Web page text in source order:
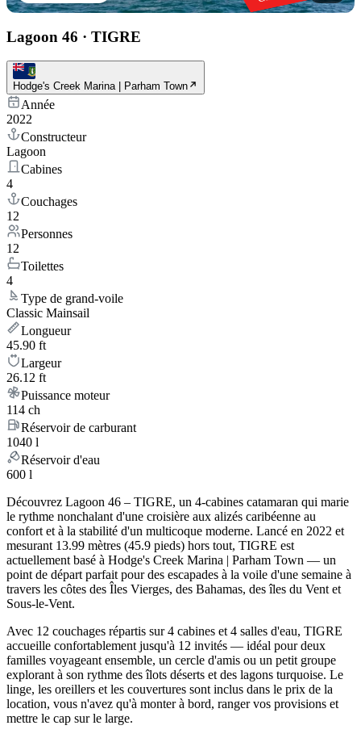
Lagoon 46 · TIGRE
Hodge's Creek Marina | Parham Town
Année
2022
Constructeur
Lagoon
Cabines
4
Couchages
12
Personnes
12
Toilettes
4
Type de grand-voile
Classic Mainsail
Longueur
45.90 ft
Largeur
26.12 ft
Puissance moteur
114 ch
Réservoir de carburant
1040 l
Réservoir d'eau
600 l
Découvrez Lagoon 46 – TIGRE, un 4-cabines catamaran qui marie
le rythme nonchalant d'une croisière aux alizés caribéenne au
confort et à la stabilité d'un multicoque moderne. Lancé en 2022 et
mesurant 13.99 mètres (45.9 pieds) hors tout, TIGRE est
actuellement basé à Hodge's Creek Marina | Parham Town — un
point de départ parfait pour des escapades à la voile d'une semaine à
travers les côtes des Îles Vierges, des Bahamas, des îles du Vent et
Sous-le-Vent.
Avec 12 couchages répartis sur 4 cabines et 4 salles d'eau, TIGRE
accueille confortablement jusqu'à 12 invités — idéal pour deux
familles voyageant ensemble, un cercle d'amis ou un petit groupe
explorant à son rythme des îlots déserts et des lagons turquoise. Le
linge, les oreillers et les couvertures sont inclus dans le prix de la
location, vous n'avez qu'à monter à bord, ranger vos provisions et
mettre le cap sur le large.